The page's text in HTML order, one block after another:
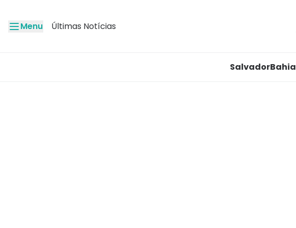
Menu Últimas Notícias
SalvadorBahia